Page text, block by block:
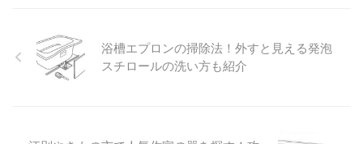
浴槽エプロンの掃除法！外すと見える発泡
スチロールの洗い方も紹介